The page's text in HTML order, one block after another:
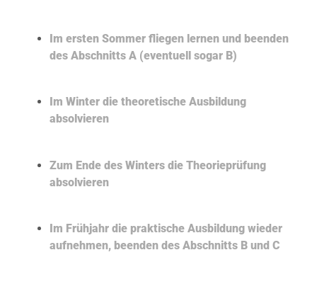
Im ersten Sommer fliegen lernen und beenden
des Abschnitts A (eventuell sogar B)
Im Winter die theoretische Ausbildung
absolvieren
Zum Ende des Winters die Theorieprüfung
absolvieren
Im Frühjahr die praktische Ausbildung wieder
aufnehmen, beenden des Abschnitts B und C